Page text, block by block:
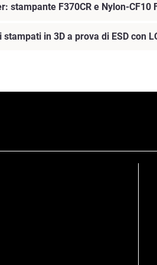
stampante F370CR e Nylon-CF10
in 3D a prova di ESD con